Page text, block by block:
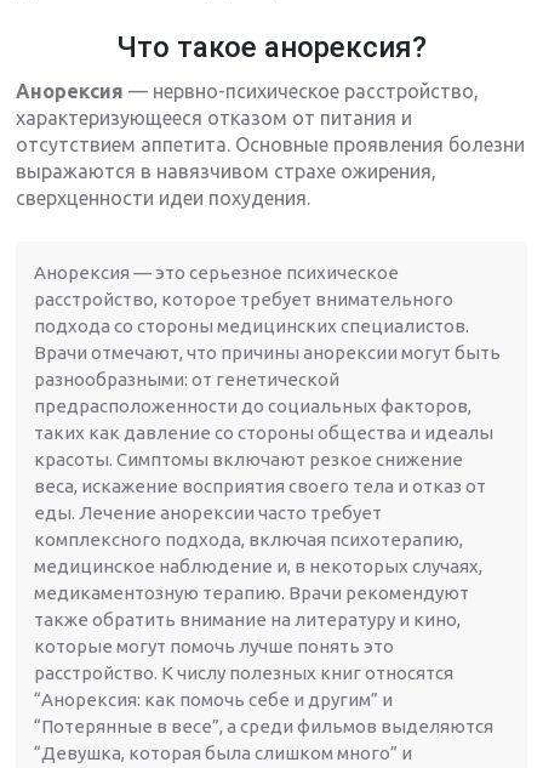
Что такое анорексия?
Анорексия — нервно-психическое расстройство,
характеризующееся отказом от питания и
отсутствием аппетита. Основные проявления болезни
выражаются в навязчивом страхе ожирения,
сверхценности идеи похудения.
Анорексия — это серьезное психическое
расстройство, которое требует внимательного
подхода со стороны медицинских специалистов.
Врачи отмечают, что причины анорексии могут быть
разнообразными: от генетической
предрасположенности до социальных факторов,
таких как давление со стороны общества и идеалы
красоты. Симптомы включают резкое снижение
веса, искажение восприятия своего тела и отказ от
еды. Лечение анорексии часто требует
комплексного подхода, включая психотерапию,
медицинское наблюдение и, в некоторых случаях,
медикаментозную терапию. Врачи рекомендуют
также обратить внимание на литературу и кино,
которые могут помочь лучше понять это
расстройство. К числу полезных книг относятся
“Анорексия: как помочь себе и другим” и
“Потерянные в весе”, а среди фильмов выделяются
“Девушка, которая была слишком много” и